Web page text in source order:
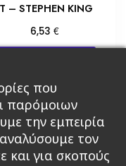
– STEPHEN KING
6,53€
που
παρόμοιων
την εμπειρία
τον
και για σκοπούς